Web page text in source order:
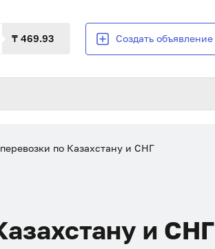
₸ 469.93 Создать объявление
по Казахстану и СНГ
и СНГ